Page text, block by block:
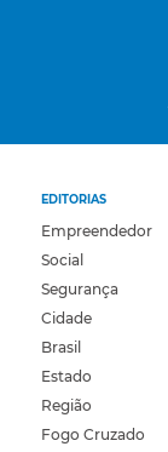
EDITORIAS
Empreendedor
Social
Segurança
Cidade
Brasil
Estado
Região
Fogo Cruzado